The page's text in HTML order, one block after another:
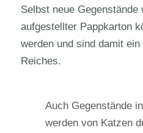
Selbst neue Gegenstände
aufgestellter Pappkarton
werden und sind damit
Reiches.
Auch Gegenstände
werden von Katzen